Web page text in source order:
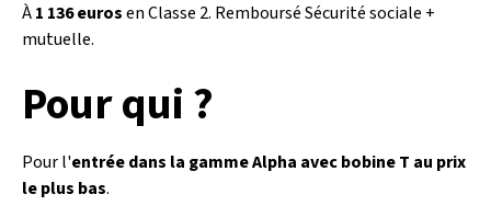
À1 136 eurosen Classe 2. Remboursé Sécurité sociale +
mutuelle.
Pour qui ?
Pour l'entrée dans la gamme Alpha avec bobine T au prix
le plus bas.